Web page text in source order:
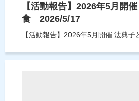
【活動報告】2026年5月開
食 2026/5/17
【活動報告】2026年5月開催 法典